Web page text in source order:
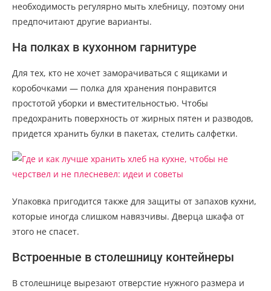
необходимость регулярно мыть хлебницу, поэтому они
предпочитают другие варианты.
На полках в кухонном гарнитуре
Для тех, кто не хочет заморачиваться с ящиками и
коробочками — полка для хранения понравится
простотой уборки и вместительностью. Чтобы
предохранить поверхность от жирных пятен и разводов,
придется хранить булки в пакетах, стелить салфетки.
Упаковка пригодится также для защиты от запахов кухни,
которые иногда слишком навязчивы. Дверца шкафа от
этого не спасет.
Встроенные в столешницу контейнеры
В столешнице вырезают отверстие нужного размера и